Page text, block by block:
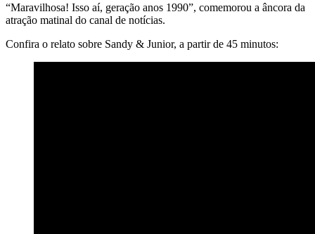
“Maravilhosa! Isso aí, geração anos 1990”, comemorou a âncora da
atração matinal do canal de notícias.
Confira o relato sobre Sandy & Junior, a partir de 45 minutos: